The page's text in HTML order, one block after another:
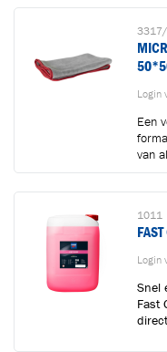
Login
Een
van
1011
Login
Snel
Fast